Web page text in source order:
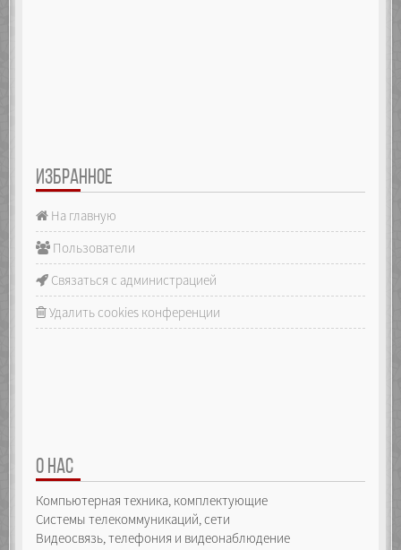
ИЗБРАННОЕ
На главную
Пользователи
Связаться с администрацией
Удалить cookies конференции
О НАС
Компьютерная техника, комплектующие
Системы телекоммуникаций, сети
Видеосвязь, телефония и видеонаблюдение